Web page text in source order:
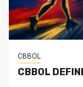
CBBOL
CBBOL